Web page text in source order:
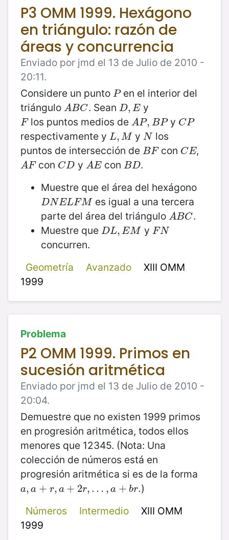
P3 OMM 1999. Hexágono
en triángulo: razón de
áreas y concurrencia
Enviado por jmd el 13 de Julio de 2010 -
20:11.
Considere un punto P
Pen el interior del
triángulo A BC
ABC . Sean D, E
D,E y
F
Flos puntos medios de A P, BP
AP,BP y CP
CP
respectivamente y L, M
L,M y N
Nlos
puntos de intersección de BF
BF con CE
CE ,
A F
AF con CD
CD y A E
AE con BD
BD .
Muestre que el área del hexágono
DN ELFM
DNELFM
es igual a una tercera
parte del área del triángulo A BC
ABC .
Muestre que DL, EM
DL,EM y FN
FN
concurren.
Geometría
Avanzado
XIII OMM
1999
Problema
P2 OMM 1999. Primos en
sucesión aritmética
Enviado por jmd el 13 de Julio de 2010 -
20:04.
Demuestre que no existen 1999 primos
en progresión aritmética, todos ellos
menores que 12345. (Nota: Una
colección de números está en
progresión aritmética si es de la forma
a, a + r, a + 2r, … , a + br.
a,a+r, a+2 r,…,a+b r.
)
Números
Intermedio
XIII OMM
1999